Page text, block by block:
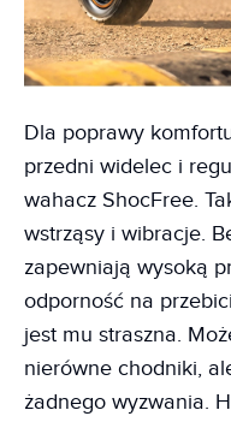
Dla poprawy
przedni widelec i
wahacz ShocFree.
wstrząsy i wibracje.
zapewniają wysoką
odporność na
jest mu straszna.
nierówne chodniki,
żadnego wyzwania.